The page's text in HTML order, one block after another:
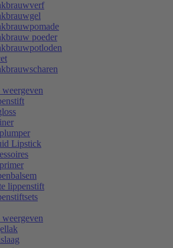
poeder
Lipstick
lippenstift